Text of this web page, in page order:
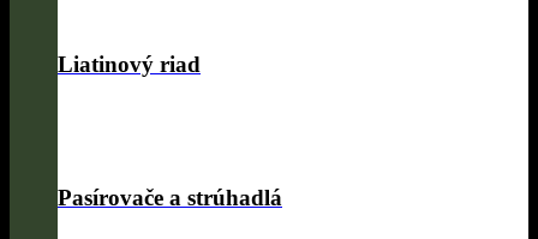
Liatinový riad
Pasírovače a strúhadlá